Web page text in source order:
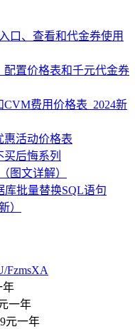
口、查看和代金券使用
配置价格表和千元代金券
费用价格表_2024新
惠活动价格表
买后悔系列
图文详解）
库批量替换SQL语句
）
FzmsXA
年
一年
元一年